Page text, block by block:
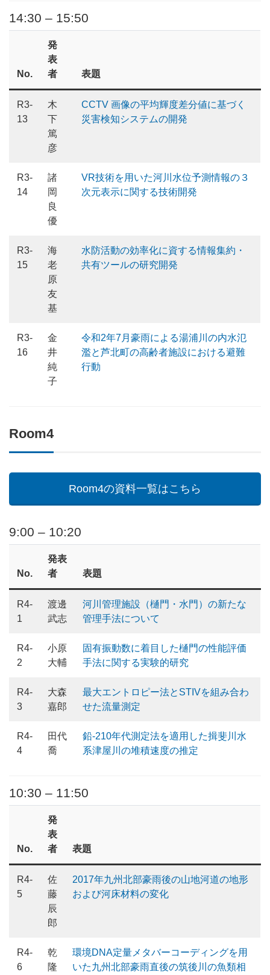
14:30 – 15:50
No.
発
表
者
表題
R3-
13
木
下
篤
彦
CCTV 画像の平均輝度差分値に基づく
災害検知システムの開発
R3-
14
諸
岡
良
優
VR技術を用いた河川水位予測情報の３
次元表示に関する技術開発
R3-
15
海
老
原
友
基
水防活動の効率化に資する情報集約・
共有ツールの研究開発
R3-
16
金
井
純
子
令和2年7月豪雨による湯浦川の内水氾
濫と芦北町の高齢者施設における避難
行動
Room4
Room4の資料一覧はこちら
9:00 – 10:20
No.
発表
者
表題
R4-
1
渡邊
武志
河川管理施設（樋門・水門）の新たな
管理手法について
R4-
2
小原
大輔
固有振動数に着目した樋門の性能評価
手法に関する実験的研究
R4-
3
大森
嘉郎
最大エントロピー法とSTIVを組み合わ
せた流量測定
R4-
4
田代
喬
鉛-210年代測定法を適用した揖斐川水
系津屋川の堆積速度の推定
10:30 – 11:50
No.
発
表
者
表題
R4-
5
佐
藤
辰
郎
2017年九州北部豪雨後の山地河道の地形
および河床材料の変化
R4-
6
乾
隆
環境DNA定量メタバーコーディングを用
いた九州北部豪雨直後の筑後川の魚類相